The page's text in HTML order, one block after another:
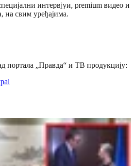
интервјуи, premium видео и
на свим уређајима.
портала „Правда“ и ТВ продукцију: